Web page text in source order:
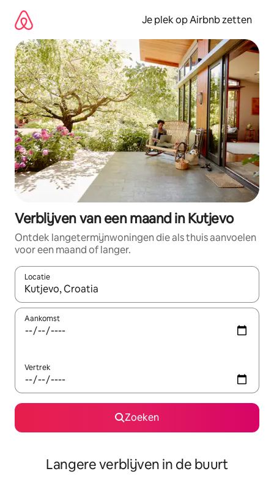
direct
naar
inhoud
Je plek op Airbnb zetten
Verblijven van een maand in Kutjevo
Ontdek langetermijnwoningen die als thuis aanvoelen
voor een maand of langer.
Locatie
Wanneer er resultaten beschikbaar zijn, maak je een keuze
Aankomst
Vertrek
Zoeken
Langere verblijven in de buurt